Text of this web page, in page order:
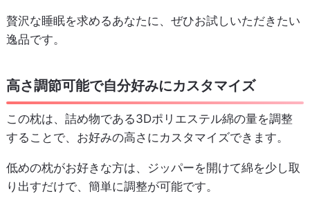
贅沢な睡眠を求めるあなたに、ぜひお試しいただきたい
逸品です。
高さ調節可能で自分好みにカスタマイズ
この枕は、詰め物である3Dポリエステル綿の量を調整
することで、お好みの高さにカスタマイズできます。
低めの枕がお好きな方は、ジッパーを開けて綿を少し取
り出すだけで、簡単に調整が可能です。